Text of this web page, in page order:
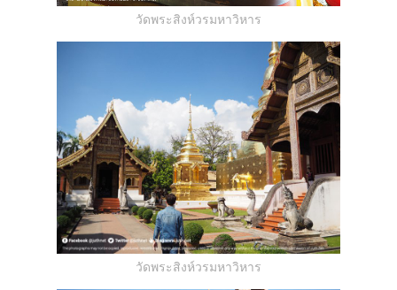
วัดพระสิงห์วรมหาวิหาร
วัดพระสิงห์วรมหาวิหาร